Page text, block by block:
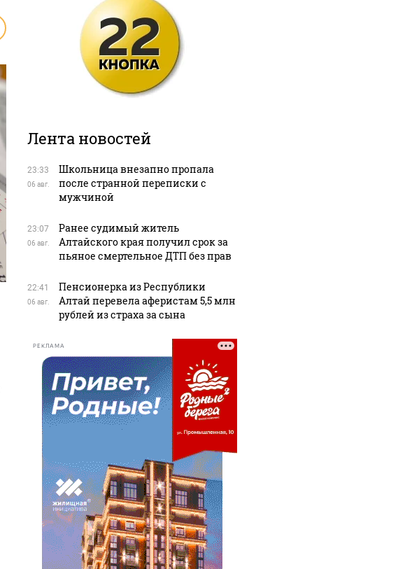
Лента новостей
23:33
06 авг.
Школьница внезапно пропала
после странной переписки с
мужчиной
23:07
06 авг.
Ранее судимый житель
Алтайского края получил срок за
пьяное смертельное ДТП без прав
22:41
06 авг.
Пенсионерка из Республики
Алтай перевела аферистам 5,5 млн
рублей из страха за сына
РЕКЛАМА